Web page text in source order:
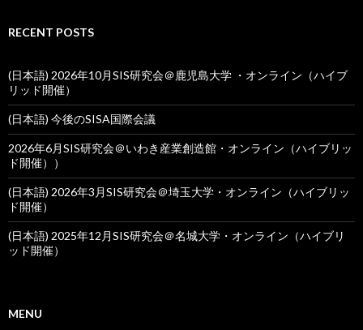
RECENT POSTS
(日本語) 2026年10月SIS研究会＠鹿児島大学 ・オンライン（ハイブ
リッド開催）
(日本語) 今後のSISA国際会議
2026年6月SIS研究会＠いわき産業創造館・オンライン（ハイブリッ
ド開催））
(日本語) 2026年3月SIS研究会＠埼玉大学・オンライン（ハイブリッ
ド開催）
(日本語) 2025年12月SIS研究会＠名城大学・オンライン（ハイブリ
ッド開催）
MENU